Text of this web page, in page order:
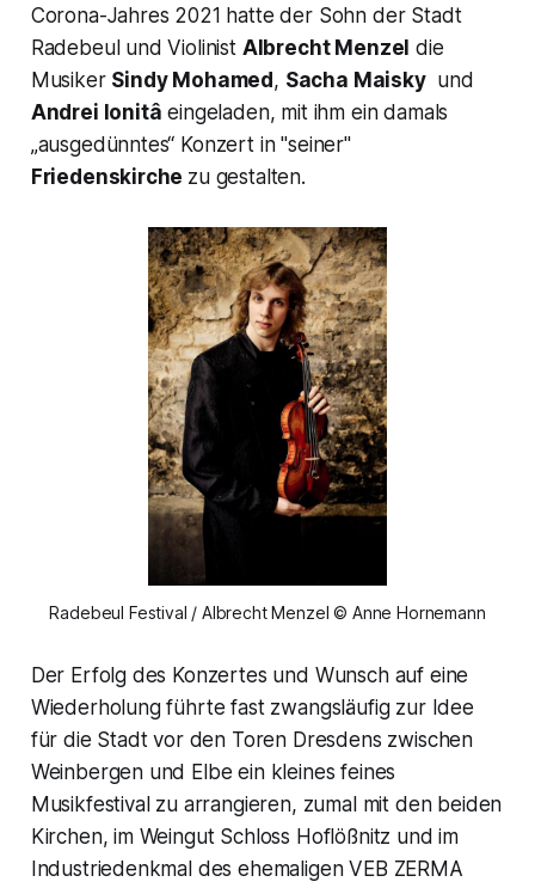
Corona-Jahres 2021 hatte der Sohn der Stadt
Radebeul und Violinist Albrecht Menzel die
Musiker Sindy Mohamed, Sacha Maiskyund
Andrei Ionitâ eingeladen, mit ihm ein damals
„ausgedünntes“ Konzert in "seiner"
Friedenskirche zu gestalten.
Radebeul Festival / Albrecht Menzel © Anne Hornemann
Der Erfolg des Konzertes und Wunsch auf eine
Wiederholung führte fast zwangsläufig zur Idee
für die Stadt vor den Toren Dresdens zwischen
Weinbergen und Elbe ein kleines feines
Musikfestival zu arrangieren, zumal mit den beiden
Kirchen, im Weingut Schloss Hoflößnitz und im
Industriedenkmal des ehemaligen VEB ZERMA